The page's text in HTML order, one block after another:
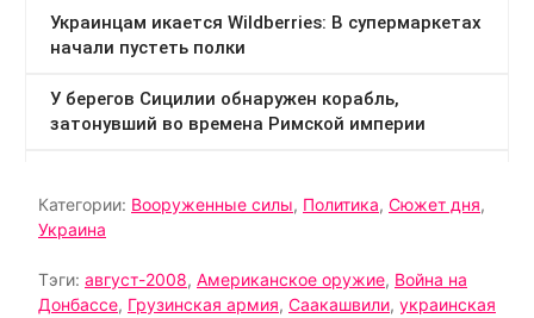
Категории: Вооруженные силы, Политика, Сюжет дня,
Украина
Тэги: август-2008, Американское оружие, Война на
Донбассе, Грузинская армия, Саакашвили, украинская